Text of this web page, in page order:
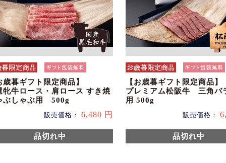
歳暮ギフト限定商品】
牝牛ロース・肩ロース すき焼
ぶしゃぶ用 500g
販売価格： 6,480 円
品切れ中
【お歳暮ギフト限定商品】
プレミアム松阪牛 三角バ
用 500g
販売価格：
品切れ中